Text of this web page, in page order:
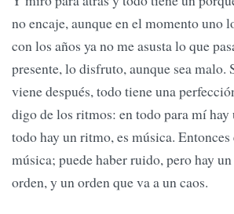
no encaje, aunque en el momento uno
con los años ya no me asusta lo que
presente, lo disfruto, aunque sea malo.
viene después, todo tiene una
digo de los ritmos: en todo para mí hay
todo hay un ritmo, es música.
música; puede haber ruido, pero hay
orden, y un orden que va a un caos.